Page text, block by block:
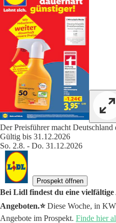
Der Preisführer macht Deutschland
Gültig bis 31.12.2026
So. 2.8. - Do. 31.12.2026
Prospekt öffnen
Bei Lidl findest du eine vielfältige
Angeboten.⭐️Diese Woche, in
Angebote im Prospekt. Finde hier